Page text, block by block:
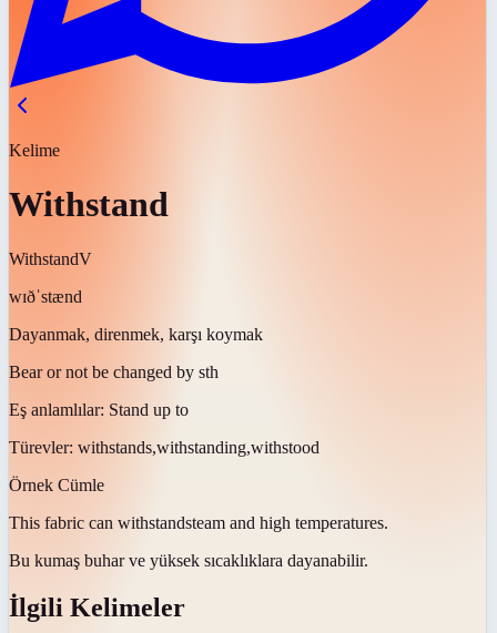
Kelime
Withstand
WithstandV
wɪðˈstænd
Dayanmak, direnmek, karşı koymak
Bear or not be changed by sth
Eş anlamlılar: Stand up to
Türevler: withstands,withstanding,withstood
Örnek Cümle
This fabric can withstandsteam and high temperatures.
Bu kumaş buhar ve yüksek sıcaklıklara dayanabilir.
İlgili Kelimeler